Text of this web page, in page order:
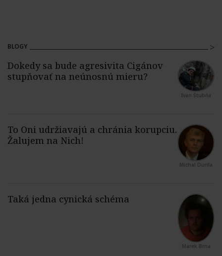
BLOGY
Ivan Štubňa
Michal Durila
Marek Brna